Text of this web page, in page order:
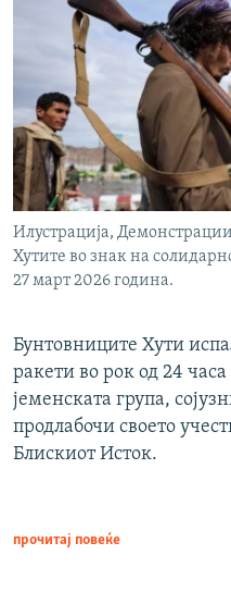
Илустрација,
Хутите во знак на
27 март 2026 година.
Бунтовниците Хути
ракети во рок од 24
јеменската група,
продлабочи своето
Блискиот Исток.
прочитај повеќе